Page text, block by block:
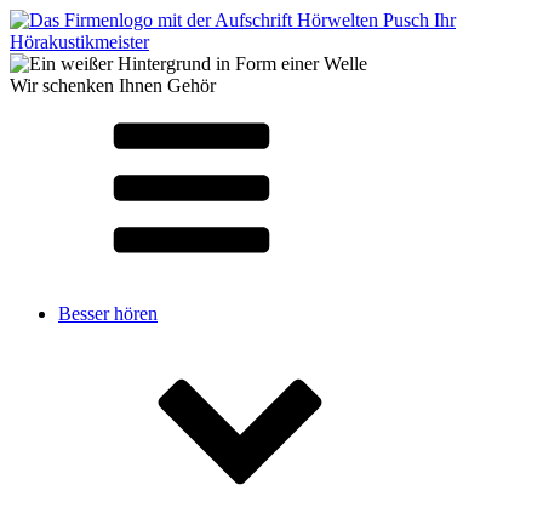
Wir schenken Ihnen Gehör
Besser hören